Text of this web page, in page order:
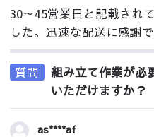
30～45営業日と記載され
した。迅速な配送に感謝で
質問
組み立て作業が必
いただけますか？
as****af